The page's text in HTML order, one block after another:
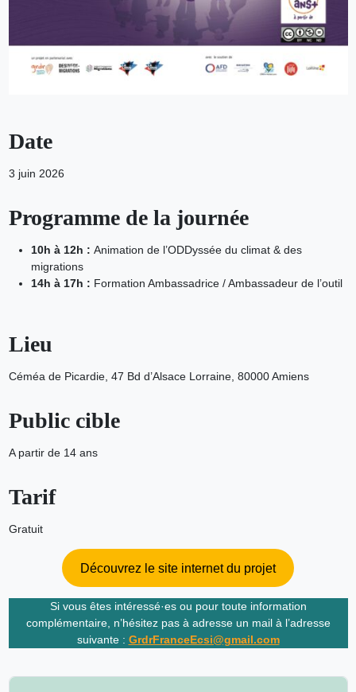
Date
3 juin 2026
Programme de la journée
10h à 12h : Animation de l’ODDyssée du climat & des
migrations
14h à 17h : Formation Ambassadrice / Ambassadeur de l’outil
Lieu
Céméa de Picardie, 47 Bd d’Alsace Lorraine, 80000 Amiens
Public cible
A partir de 14 ans
Tarif
Gratuit
Découvrez le site internet du projet
Si vous êtes intéressé·es ou pour toute information
complémentaire, n’hésitez pas à adresse un mail à l’adresse
suivante : GrdrFranceEcsi@gmail.com